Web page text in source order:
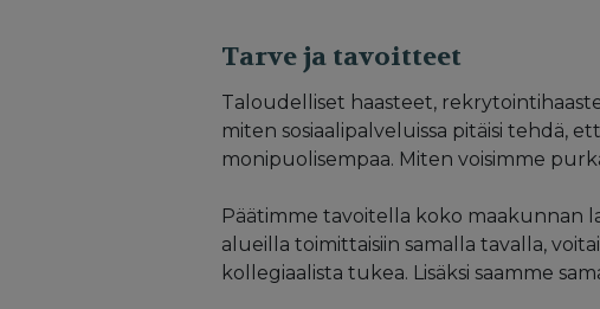
Tarve ja tavoitteet
Taloudelliset haasteet,
miten sosiaalipalveluissa pitäisi tehdä,
monipuolisempaa. Miten voisimme
Päätimme tavoitella koko maakunnan
alueilla toimittaisiin samalla tavalla,
kollegiaalista tukea. Lisäksi saamme